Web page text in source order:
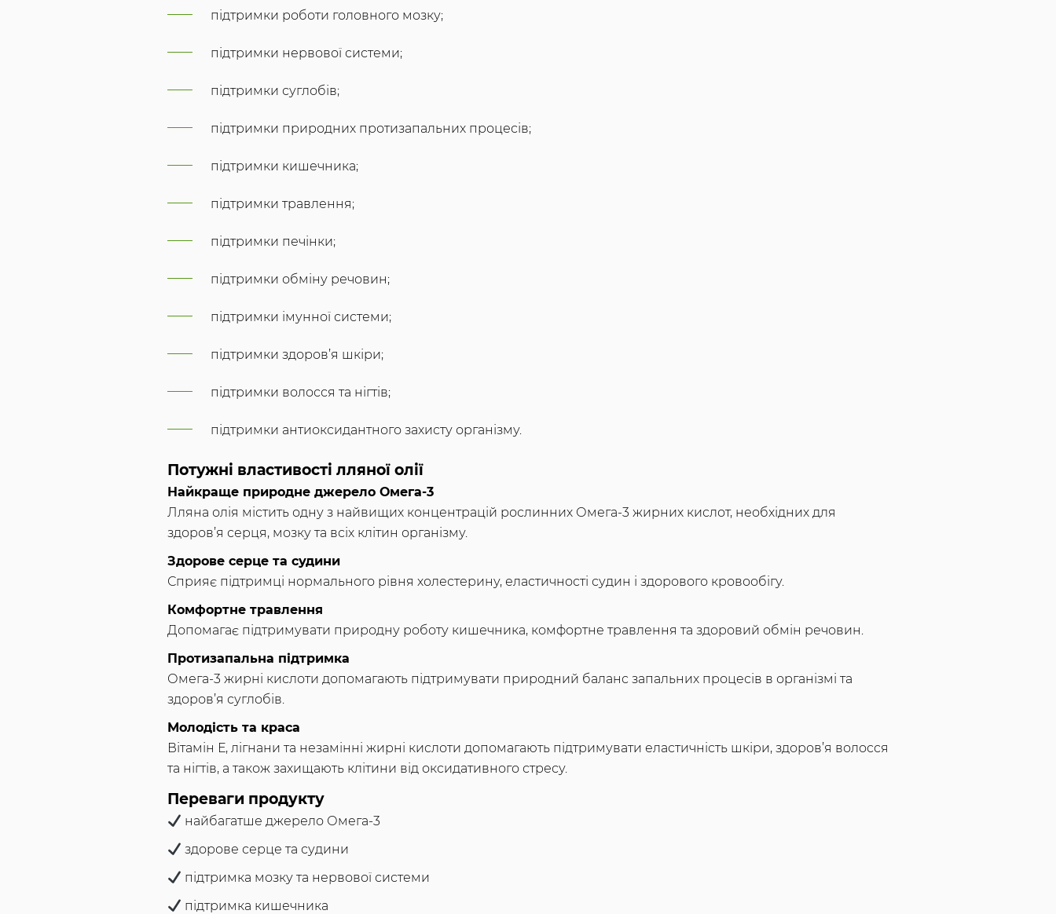
підтримки роботи головного мозку;
підтримки нервової системи;
підтримки суглобів;
підтримки природних протизапальних процесів;
підтримки кишечника;
підтримки травлення;
підтримки печінки;
підтримки обміну речовин;
підтримки імунної системи;
підтримки здоров’я шкіри;
підтримки волосся та нігтів;
підтримки антиоксидантного захисту організму.
Потужні властивості лляної олії
Найкраще природне джерело Омега-3
Лляна олія містить одну з найвищих концентрацій рослинних Омега-3 жирних кислот, необхідних для
здоров’я серця, мозку та всіх клітин організму.
Здорове серце та судини
Сприяє підтримці нормального рівня холестерину, еластичності судин і здорового кровообігу.
Комфортне травлення
Допомагає підтримувати природну роботу кишечника, комфортне травлення та здоровий обмін речовин.
Протизапальна підтримка
Омега-3 жирні кислоти допомагають підтримувати природний баланс запальних процесів в організмі та
здоров’я суглобів.
Молодість та краса
Вітамін Е, лігнани та незамінні жирні кислоти допомагають підтримувати еластичність шкіри, здоров’я волосся
та нігтів, а також захищають клітини від оксидативного стресу.
Переваги продукту
найбагатше джерело Омега-3
здорове серце та судини
підтримка мозку та нервової системи
підтримка кишечника